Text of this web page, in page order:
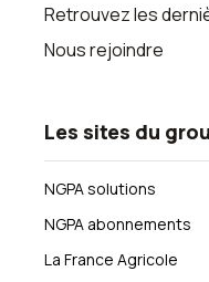
Retrouvez les
Nous rejoindre
Les sites du
NGPA solutions
NGPA abonnements
La France Agricole